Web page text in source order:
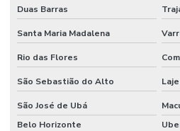
Limpeza De Pós Obra E Conservação
Limpeza De Recepção E Corredores
Limpeza E Conservação
Limpeza E Conservação De
Limpeza de espaços corporativos
Duas Barras
Santa Maria Madalena
Rio das Flores
São Sebastião do Alto
São José de Ubá
Belo Horizonte